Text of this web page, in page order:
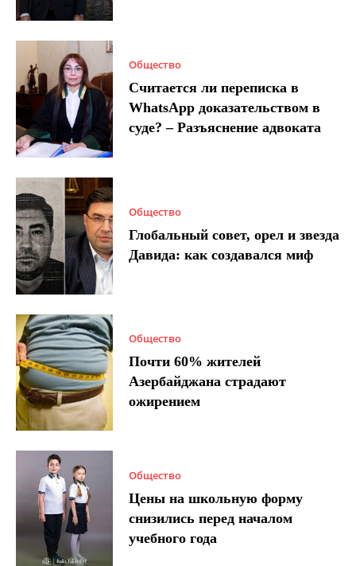
Общество
Считается ли переписка в
WhatsApp доказательством в
суде? – Разъяснение адвоката
Общество
Глобальный совет, орел и звезда
Давида: как создавался миф
Общество
Почти 60% жителей
Азербайджана страдают
ожирением
Общество
Цены на школьную форму
снизились перед началом
учебного года